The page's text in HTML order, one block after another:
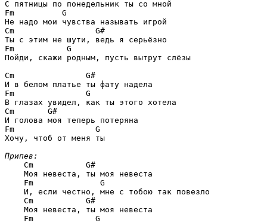
Fm          G
Cm                 G#
Fm           G
Пойди, скажи родным, пусть вытрут слёзы
Cm               G#
Fm               G
Cm       G#
Fm                 G
Хочу, чтоб от меня ты
Припев:
Cm           G#
    Моя невеста, ты моя невеста
Fm              G
    И, если честно, мне с тобою так повезло
Cm           G#
    Моя невеста, ты моя невеста
Fm             G